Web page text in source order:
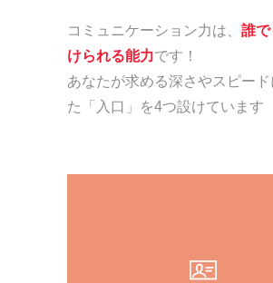
コミュニケーション力は、 誰
けられる能力です！
あなたが求める深さやスピー
た「入口」を4つ設けています